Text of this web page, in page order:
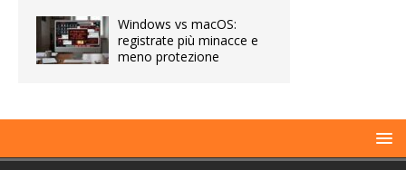
Windows vs macOS:
registrate più minacce e
meno protezione